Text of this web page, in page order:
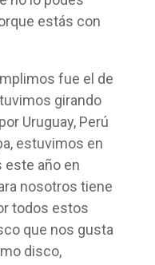
estás con
fue el de
girando
Uruguay, Perú
estuvimos en
este año en
nosotros tiene
todos estos
que nos gusta
disco,